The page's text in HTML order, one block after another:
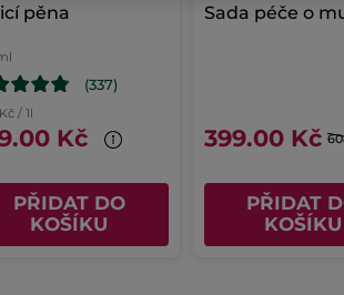
pěna
(337)
/ 1l
Kč
PŘIDAT DO
KOŠÍKU
Sada péče o
399.00 Kč
PŘIDAT
KOŠÍKU